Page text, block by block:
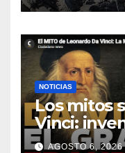
NOTICIAS
Los mitos
Vinci:
realidad
AGOSTO 6, 2026